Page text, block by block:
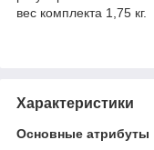
вес комплекта 1,75 кг.
Характеристики
Основные атрибуты